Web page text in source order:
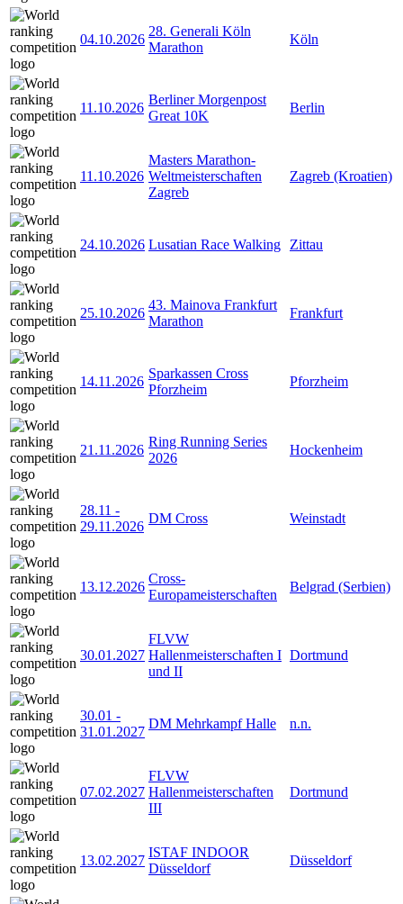
04.10.2026
28. Generali Köln
Marathon
Köln
11.10.2026
Berliner Morgenpost
Great 10K
Berlin
11.10.2026
Masters Marathon-
Weltmeisterschaften
Zagreb
Zagreb (Kroatien)
24.10.2026 Lusatian Race Walking Zittau
25.10.2026
43. Mainova Frankfurt
Marathon
Frankfurt
14.11.2026
Sparkassen Cross
Pforzheim
Pforzheim
21.11.2026
Ring Running Series
2026
Hockenheim
28.11 -
29.11.2026
DM Cross Weinstadt
13.12.2026
Cross-
Europameisterschaften
Belgrad (Serbien)
30.01.2027
FLVW
Hallenmeisterschaften I
und II
Dortmund
30.01 -
31.01.2027
DM Mehrkampf Halle n.n.
07.02.2027
FLVW
Hallenmeisterschaften
III
Dortmund
13.02.2027
ISTAF INDOOR
Düsseldorf
Düsseldorf